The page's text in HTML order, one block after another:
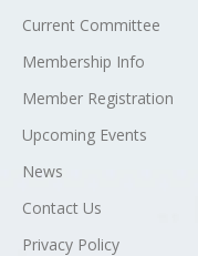
Current Committee
Membership Info
Member Registration
Upcoming Events
News
Contact Us
Privacy Policy